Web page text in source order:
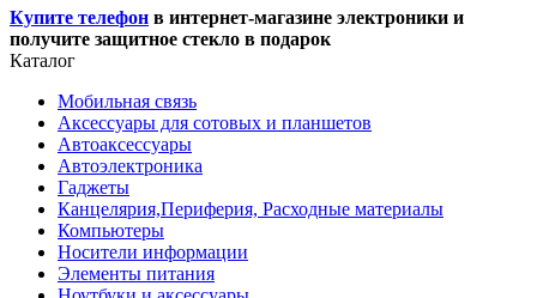
Купите телефон в интернет-магазине электроники и
получите защитное стекло в подарок
Каталог
Мобильная связь
Аксессуары для сотовых и планшетов
Автоаксессуары
Автоэлектроника
Гаджеты
Канцелярия,Периферия, Расходные материалы
Компьютеры
Носители информации
Элементы питания